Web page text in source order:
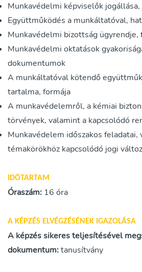
Munkavédelmi képviselők jogállása,
Együttműködés a munkáltatóval,
Munkavédelmi bizottság ügyrendje,
Munkavédelmi oktatások
dokumentumok
A munkáltatóval kötendő
tartalma, formája
A munkavédelemről, a kémiai
törvények, valamint a kapcsolódó
Munkavédelem időszakos feladatai,
témakörökhöz kapcsolódó jogi
IDŐTARTAM
Óraszám: 16 óra
A KÉPZÉS ELVÉGZÉSÉNEK IGAZOLÁSA
A képzés sikeres teljesítésével
dokumentum:tanusítvány